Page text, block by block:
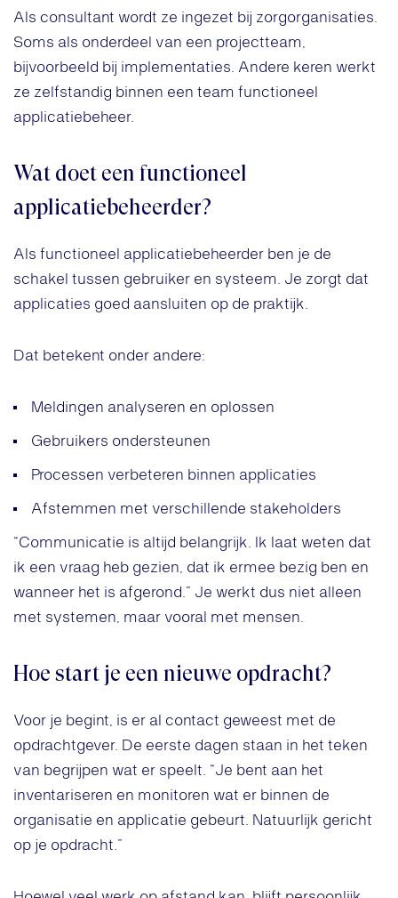
Als consultant wordt ze ingezet bij zorgorganisaties.
Soms als onderdeel van een projectteam,
bijvoorbeeld bij implementaties. Andere keren werkt
ze zelfstandig binnen een team functioneel
applicatiebeheer.
Wat doet een functioneel
applicatiebeheerder?
Als functioneel applicatiebeheerder ben je de
schakel tussen gebruiker en systeem. Je zorgt dat
applicaties goed aansluiten op de praktijk.
Dat betekent onder andere:
Meldingen analyseren en oplossen
Gebruikers ondersteunen
Processen verbeteren binnen applicaties
Afstemmen met verschillende stakeholders
“Communicatie is altijd belangrijk. Ik laat weten dat
ik een vraag heb gezien, dat ik ermee bezig ben en
wanneer het is afgerond.” Je werkt dus niet alleen
met systemen, maar vooral met mensen.
Hoe start je een nieuwe opdracht?
Voor je begint, is er al contact geweest met de
opdrachtgever. De eerste dagen staan in het teken
van begrijpen wat er speelt. “Je bent aan het
inventariseren en monitoren wat er binnen de
organisatie en applicatie gebeurt. Natuurlijk gericht
op je opdracht.”